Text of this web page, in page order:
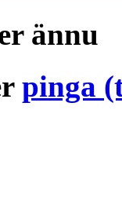
ännu
pinga